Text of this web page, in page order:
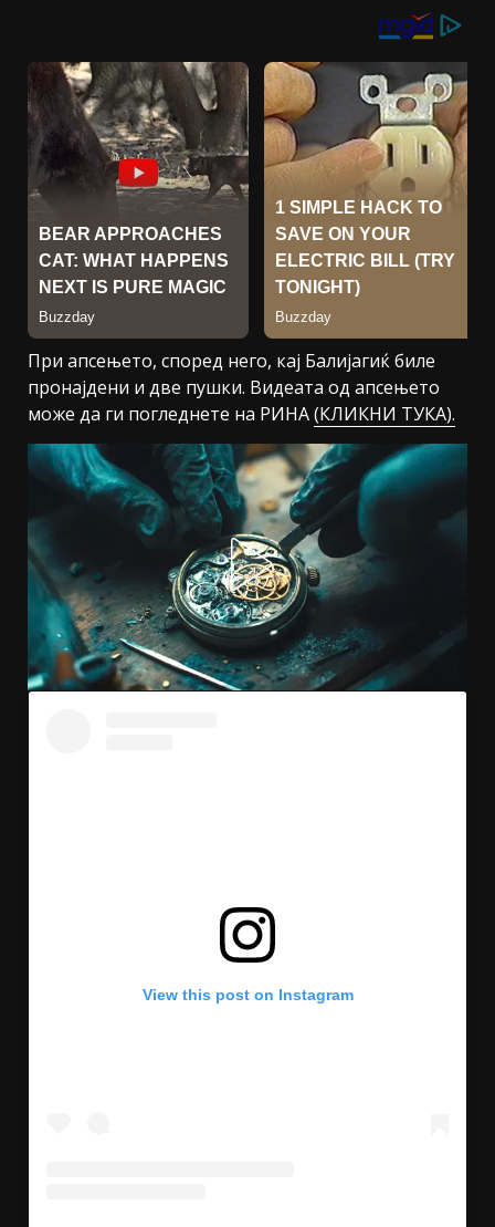
При апсењето, според него, кај Балијагиќ биле
пронајдени и две пушки. Видеата од апсењето
може да ги погледнете на РИНА(КЛИКНИ ТУКА).
View this post on Instagram